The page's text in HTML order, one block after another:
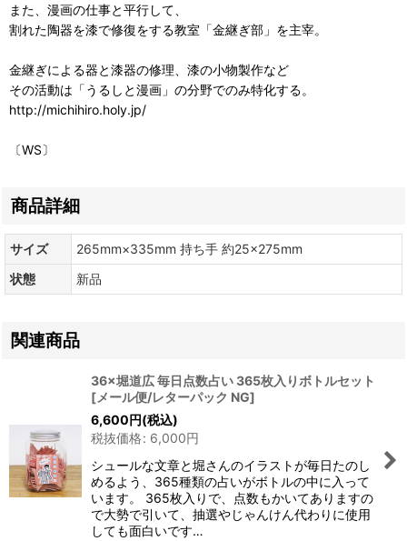
また、漫画の仕事と平行して、
割れた陶器を漆で修復をする教室「金継ぎ部」を主宰。
金継ぎによる器と漆器の修理、漆の小物製作など
その活動は「うるしと漫画」の分野でのみ特化する。
http://michihiro.holy.jp/
〔WS〕
商品詳細
サイズ
265mm×335mm 持ち手 約25×275mm
状態
新品
関連商品
36×堀道広 毎日点数占い 365枚入りボトルセット
[メール便/レターパック NG]
6,600円(税込)
税抜価格: 6,000円
シュールな文章と堀さんのイラストが毎日たのし
めるよう、365種類の占いがボトルの中に入って
います。 365枚入りで、点数もかいてありますの
で大勢で引いて、抽選やじゃんけん代わりに使用
しても面白いです…